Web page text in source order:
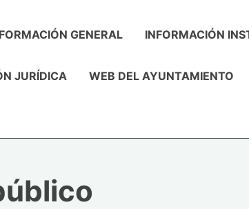
GENERAL INFORMACIÓN
JURÍDICA WEB DEL AYUNTAMIENTO